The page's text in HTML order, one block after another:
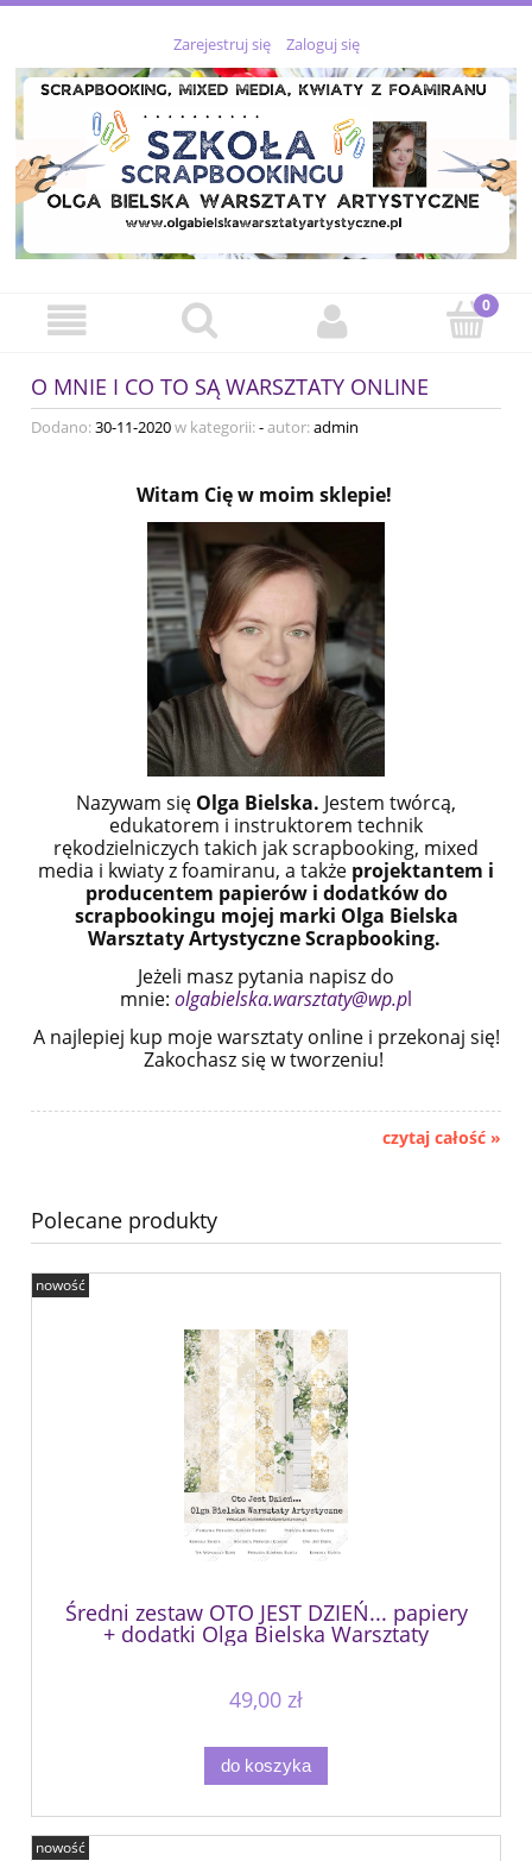
Zarejestruj się Zaloguj się
O MNIE I CO TO SĄ WARSZTATY ONLINE
Dodano:30-11-2020w kategorii:-autor:admin
Witam Cię w moim sklepie!
Nazywam się Olga Bielska. Jestem twórcą,
edukatorem i instruktorem technik
rękodzielniczych takich jak scrapbooking, mixed
media i kwiaty z foamiranu, a także projektantem i
producentem papierów i dodatków do
scrapbookingu mojej marki Olga Bielska
Warsztaty Artystyczne Scrapbooking.
Jeżeli masz pytania napisz do
mnie: olgabielska.warsztaty@wp.pl
A najlepiej kup moje warsztaty online i przekonaj się!
Zakochasz się w tworzeniu!
czytaj całość »
Polecane produkty
Średni zestaw OTO JEST DZIEŃ... papiery
+ dodatki Olga Bielska Warsztaty
Artystyczne
49,00 zł
do koszyka
nowość
nowość